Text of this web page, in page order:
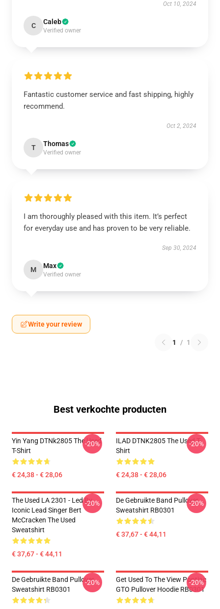
Oct 10, 2024
C Caleb
Verified owner
Fantastic customer service and fast shipping, highly
recommend.
Oct 2, 2024
T Thomas
Verified owner
I am thoroughly pleased with this item. It’s perfect
for everyday use and has proven to be very reliable.
Sep 30, 2024
M Max
Verified owner
Write your review
1 / 1
Best verkochte producten
Yin Yang DTNk2805 The Used
T-Shirt
€ 24,38 - € 28,06
-20%
ILAD DTNK2805 The Used T-
Shirt
€ 24,38 - € 28,06
-20%
The Used LA 2301 - Led By
Iconic Lead Singer Bert
McCracken The Used
Sweatshirt
€ 37,67 - € 44,11
-20%
De Gebruikte Band Pullover
Sweatshirt RB0301
€ 37,67 - € 44,11
-20%
De Gebruikte Band Pullover
Sweatshirt RB0301
-20%
Get Used To The View Pontiac
GTO Pullover Hoodie RB0301
-20%